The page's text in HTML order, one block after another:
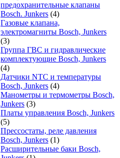
предохранительные клапаны
Bosch. Junkers (4)
Газовые клапана,
электромагниты Bosch, Junkers
(3)
Группа ГВС и гидравлические
комплектующие Bosch, Junkers
(4)
Датчики NTC и температуры
Bosch, Junkers (4)
Манометры и термометры Bosch,
Junkers (3)
Платы управления Bosch, Junkers
(5)
Прессостаты, реле давления
Bosch, Junkers (1)
Расширительные баки Bosch,